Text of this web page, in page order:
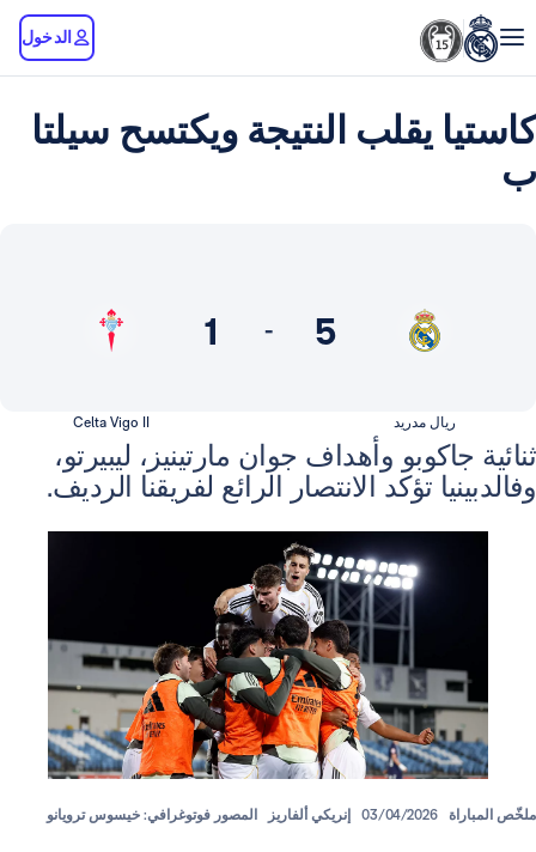
يقلب النتيجة ويكتسح سيلتا
5
وأهداف جوان مارتينيز، ليبيرتو،
تؤكد الانتصار الرائع لفريقنا الرديف.
03/04/2026 إنريكي ألفاريز المصور فوتوغرافي: خيسوس ترويانو